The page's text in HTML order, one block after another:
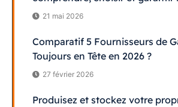
21 mai 2026
Comparatif 5 Fournisseurs de
Toujours en Tête en 2026 ?
27 février 2026
Produisez et stockez votre